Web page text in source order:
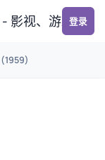
- 影视、游戏、
登录